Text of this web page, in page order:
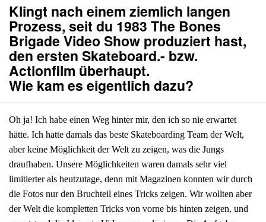
Klingt nach einem ziemlich langen
Prozess, seit du 1983 The Bones
Brigade Video Show produziert hast,
den ersten Skateboard.- bzw.
Actionfilm überhaupt.
Wie kam es eigentlich dazu?
Oh ja! Ich habe einen Weg hinter mir, den ich so nie erwartet
hätte. Ich hatte damals das beste Skateboarding Team der Welt,
aber keine Möglichkeit der Welt zu zeigen, was die Jungs
draufhaben. Unsere Möglichkeiten waren damals sehr viel
limitierter als heutzutage, denn mit Magazinen konnten wir durch
die Fotos nur den Bruchteil eines Tricks zeigen. Wir wollten aber
der Welt die kompletten Tricks von vorne bis hinten zeigen, und